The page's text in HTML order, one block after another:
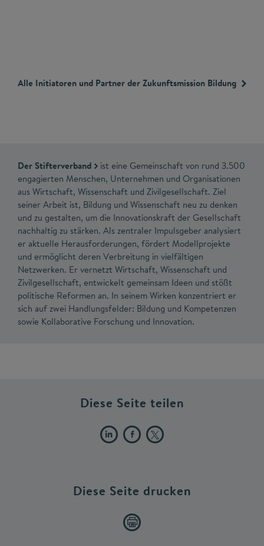
Alle Initiatoren und Partner der Zukunftsmission Bildung
Der Stifterverband
ist eine Gemeinschaft von rund 3.500
engagierten Menschen, Unternehmen und Organisationen
aus Wirtschaft, Wissenschaft und Zivilgesellschaft. Ziel
seiner Arbeit ist, Bildung und Wissenschaft neu zu denken
und zu gestalten, um die Innovationskraft der Gesellschaft
nachhaltig zu stärken. Als zentraler Impulsgeber analysiert
er aktuelle Herausforderungen, fördert Modellprojekte
und ermöglicht deren Verbreitung in vielfältigen
Netzwerken. Er vernetzt Wirtschaft, Wissenschaft und
Zivilgesellschaft, entwickelt gemeinsam Ideen und stößt
politische Reformen an. In seinem Wirken konzentriert er
sich auf zwei Handlungsfelder: Bildung und Kompetenzen
sowie Kollaborative Forschung und Innovation.
Diese Seite teilen
Diese Seite drucken